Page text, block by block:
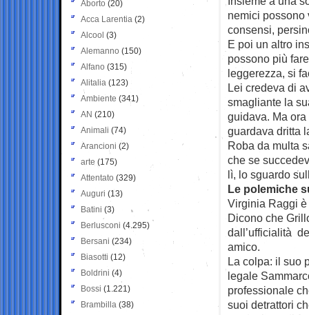
nemici possono
consensi,
E poi un altro
possono più
leggerezza, si
Lei credeva di
smagliante la
guidava. Ma
guardava dritta
Roba da multa
che se
lì, lo sguardo
Le polemiche
Virginia Raggi
Dicono che
dall’ufficialità
amico.
La colpa: il suo
legale
professionale
suoi detrattori
Aborto (20)
Acca Larentia (2)
Alcool (3)
Alemanno (150)
Alfano (315)
Alitalia (123)
Ambiente (341)
AN (210)
Animali (74)
Arancioni (2)
arte (175)
Attentato (329)
Auguri (13)
Batini (3)
Berlusconi (4.295)
Bersani (234)
Biasotti (12)
Boldrini (4)
Bossi (1.221)
Brambilla (38)